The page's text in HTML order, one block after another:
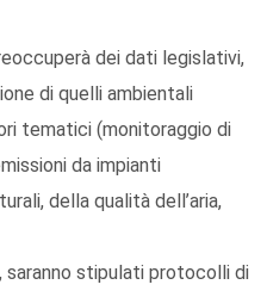
dei dati legislativi,
di quelli ambientali
tematici (monitoraggio di
da impianti
della qualità dell’aria,
saranno stipulati protocolli di